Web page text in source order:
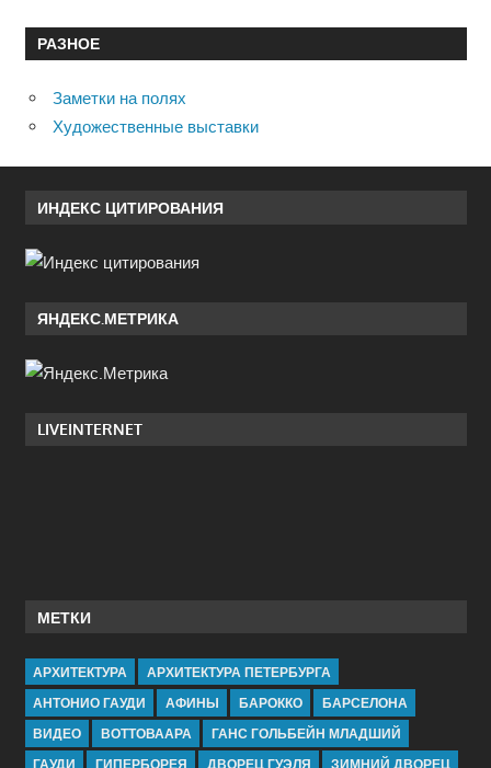
РАЗНОЕ
Заметки на полях
Художественные выставки
ИНДЕКС ЦИТИРОВАНИЯ
ЯНДЕКС.МЕТРИКА
LIVEINTERNET
МЕТКИ
АРХИТЕКТУРА
АРХИТЕКТУРА ПЕТЕРБУРГА
АНТОНИО ГАУДИ
АФИНЫ БАРОККО
БАРСЕЛОНА
ВИДЕО
ВОТТОВААРА
ГАНС ГОЛЬБЕЙН МЛАДШИЙ
ГАУДИ
ГИПЕРБОРЕЯ ДВОРЕЦ ГУЭЛЯ ЗИМНИЙ ДВОРЕЦ